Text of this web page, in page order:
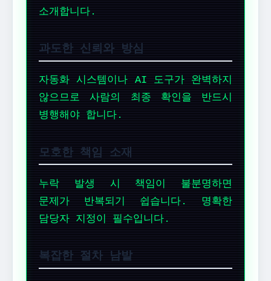
소개합니다.
과도한 신뢰와 방심
자동화 시스템이나 AI 도구가 완벽하지
않으므로 사람의 최종 확인을 반드시
병행해야 합니다.
모호한 책임 소재
누락 발생 시 책임이 불분명하면
문제가 반복되기 쉽습니다. 명확한
담당자 지정이 필수입니다.
복잡한 절차 남발